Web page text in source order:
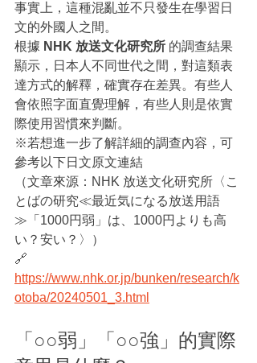
事實上，這種混亂並不只發生在學習日
文的外國人之間。
根據 NHK 放送文化研究所 的調查結果
顯示，日本人不同世代之間，對這類表
達方式的解釋，確實存在差異。有些人
會依照字面直覺理解，有些人則是依實
際使用習慣來判斷。
※若想進一步了解詳細的調查內容，可
參考以下日文原文連結
（文章來源：NHK 放送文化研究所〈こ
とばの研究≪最近気になる放送用語
≫「1000円弱」は、1000円よりも高
い？安い？〉）
🔗
https://www.nhk.or.jp/bunken/research/k
otoba/20240501_3.html
「○○弱」「○○強」的實際